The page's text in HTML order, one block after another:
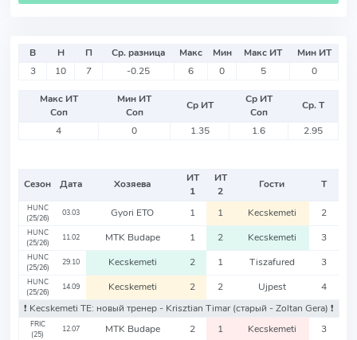
В Н П Ср. разница Макс Мин Макс ИТ
Мин ИТ
3
10 7 -0.25 6 0 5 0
Макс ИТ
Соп
Мин ИТ
Соп
Ср ИТ
Ср ИТ
Соп
Ср. Т
4
0 1.35 1.6 2.95
Сезон Дата Хозяева
ИТ
1
ИТ
2
Гости Т
HUNC
(25/26)
03.03 Gyori ETO 1 1 Kecskemeti 2
HUNC
(25/26)
11.02 MTK Budape 1 2 Kecskemeti 3
HUNC
(25/26)
29.10 Kecskemeti 2 1 Tiszafured 3
HUNC
(25/26)
14.09 Kecskemeti 2 2 Ujpest
4
❗️ Kecskemeti TE: новый тренер - Krisztian Timar(старый - Zoltan Gera) ❗️
FRIC
(25)
12.07 MTK Budape 2 1 Kecskemeti 3